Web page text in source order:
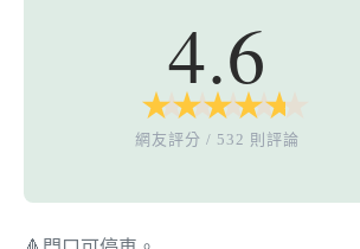
4.6
★
★ ★
★ ★
★ ★
★ ★
★
網友評分 / 532 則評論